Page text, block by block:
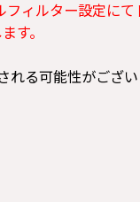
ィルター設定に
す。
れる可能性がござ